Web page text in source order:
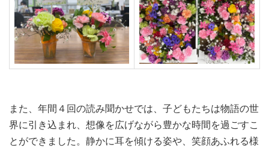
また、年間４回の読み聞かせでは、子どもたちは物語の世
界に引き込まれ、想像を広げながら豊かな時間を過ごすこ
とができました。静かに耳を傾ける姿や、笑顔あふれる様